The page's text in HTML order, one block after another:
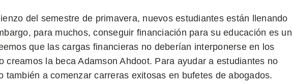
del semestre de primavera, nuevos estudiantes están llenando
para muchos, conseguir financiación para su educación es un
que las cargas financieras no deberían interponerse en los
creamos la beca Adamson Ahdoot. Para ayudar a estudiantes no
también a comenzar carreras exitosas en bufetes de abogados.